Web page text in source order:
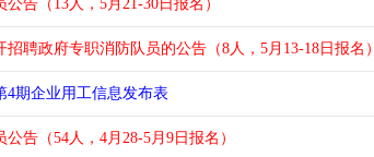
告（13人，5月21-30日报名）
聘政府专职消防队员的公告（8人，5月13-18日报名）
4期企业用工信息发布表
告（54人，4月28-5月9日报名）